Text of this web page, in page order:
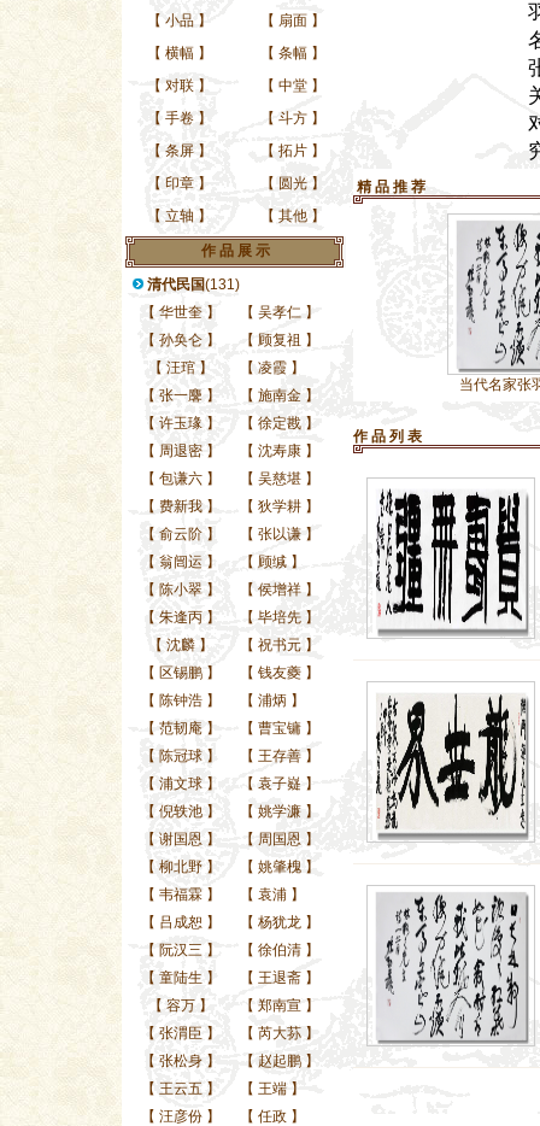
【 小品 】 【 扇面 】
【 横幅 】 【 条幅 】
【 对联 】 【 中堂 】
【 手卷 】 【 斗方 】
【 条屏 】 【 拓片 】
【 印章 】 【 圆光 】
【 立轴 】 【 其他 】
作 品 展 示
清代民国(131)
【 华世奎 】 【 吴孝仁 】
【 孙奂仑 】 【 顾复祖 】
【 汪琯 】 【 凌霞 】
【 张一麐 】 【 施南金 】
【 许玉瑑 】 【 徐定戡 】
【 周退密 】 【 沈寿康 】
【 包谦六 】 【 吴慈堪 】
【 费新我 】 【 狄学耕 】
【 俞云阶 】 【 张以谦 】
【 翁闿运 】 【 顾缄 】
【 陈小翠 】 【 侯增祥 】
【 朱逢丙 】 【 毕培先 】
【 沈麟 】 【 祝书元 】
【 区锡鹏 】 【 钱友夔 】
【 陈钟浩 】 【 浦炳 】
【 范韧庵 】 【 曹宝镛 】
【 陈冠球 】 【 王存善 】
【 浦文球 】 【 袁子嶷 】
【 倪轶池 】 【 姚学濂 】
【 谢国恩 】 【 周国恩 】
【 柳北野 】 【 姚肇槐 】
【 韦福霖 】 【 袁浦 】
【 吕成恕 】 【 杨犹龙 】
【 阮汉三 】 【 徐伯清 】
【 童陆生 】 【 王退斋 】
【 容万 】 【 郑南宣 】
【 张渭臣 】 【 芮大荪 】
【 张松身 】 【 赵起鹏 】
【 王云五 】 【 王端 】
【 汪彦份 】 【 任政 】
精 品 推 荐
当代名家张羽翔精品四 当代名家张羽翔精品行
作 品 列 表